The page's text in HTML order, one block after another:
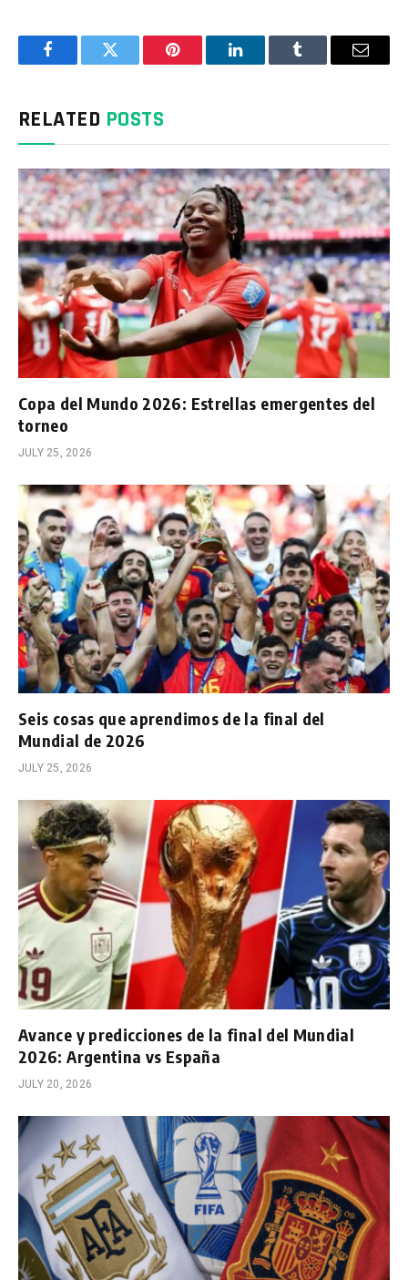
FacebookTwitter Pinterest LinkedInTumblr Email
RELATED POSTS
Copa del Mundo 2026: Estrellas emergentes del
torneo
JULY 25, 2026
Seis cosas que aprendimos de la final del
Mundial de 2026
JULY 25, 2026
Avance y predicciones de la final del Mundial
2026: Argentina vs España
JULY 20, 2026